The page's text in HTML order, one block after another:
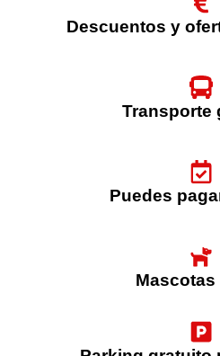
Descuentos y
Transporte
Puedes
Mascotas